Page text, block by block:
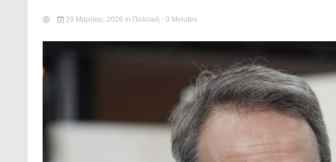
29 Μαρτίου, 2026 in Πολιτική - 0 Minutes